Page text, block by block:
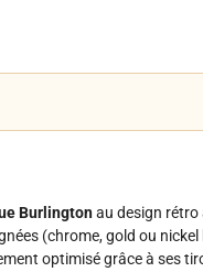
Burlingtonau design rétro
(chrome, gold ou
optimisé grâce à ses